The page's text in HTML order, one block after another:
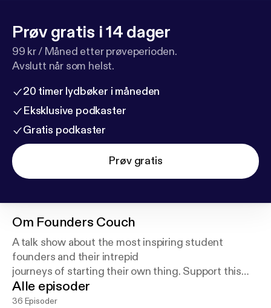
Prøv gratis i 14 dager
99 kr / Måned etter prøveperioden.
Avslutt når som helst.
20 timer lydbøker i måneden
Eksklusive podkaster
Gratis podkaster
Prøv gratis
Om Founders Couch
A talk show about the most inspiring student
founders and their intrepid
journeys of starting their own thing. Support this
podcast:
https://anchor.fm/founderscouch/support
Alle episoder
36 Episoder